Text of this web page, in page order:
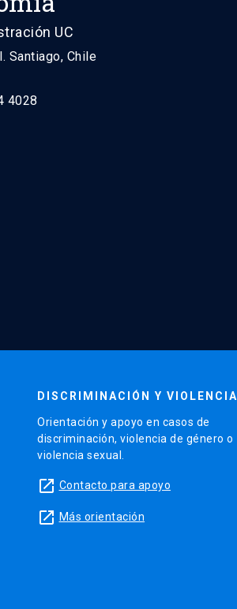
UC
Santiago, Chile
4028
DISCRIMINACIÓN Y VIOLENCIA
Orientación y apoyo en casos de
discriminación, violencia de género o
violencia sexual.
launch Contacto para apoyo
launch Más orientación